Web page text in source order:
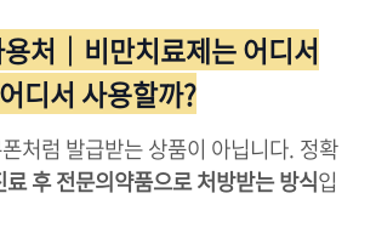
처｜비만치료제는 어디서
디서 사용할까?
처럼 발급받는 상품이 아닙니다. 정확
후 전문의약품으로 처방받는 방식입